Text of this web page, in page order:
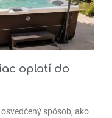
oplatí do
spôsob, ako